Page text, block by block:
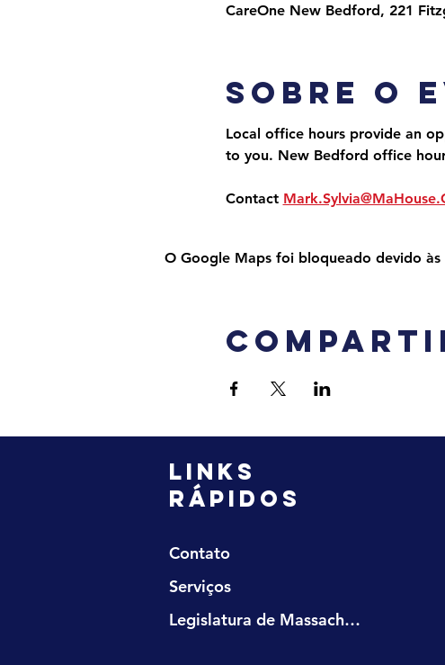
CareOne New Bedford, 221
Sobre o
Local office hours provide an
to you. New Bedford office
Contact
O Google Maps foi bloqueado devido às
LINKS
RÁPIDOS
Contato
Serviços
Legislatura de Massachusetts